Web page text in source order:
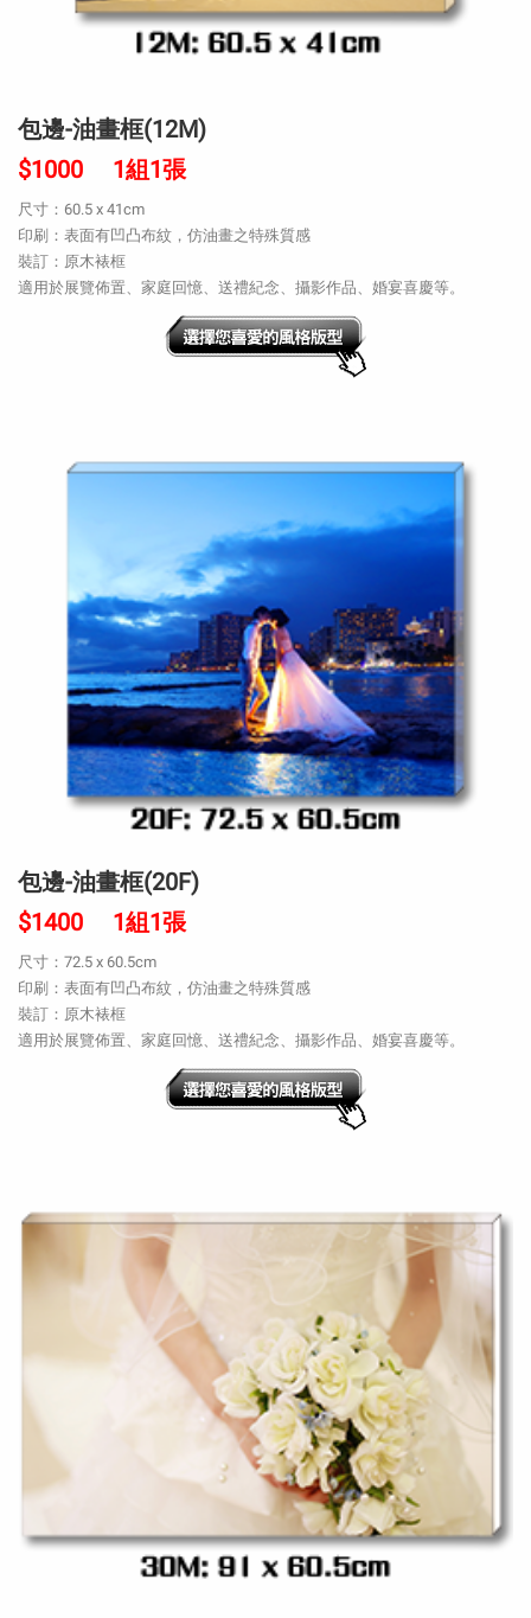
包邊-油畫框(12M)
$1000 1組1張
尺寸：60.5 x 41cm
印刷：表面有凹凸布紋，仿油畫之特殊質感
裝訂：原木裱框
適用於展覽佈置、家庭回憶、送禮紀念、攝影作品、婚宴喜慶等。
包邊-油畫框(20F)
$1400 1組1張
尺寸：72.5 x 60.5cm
印刷：表面有凹凸布紋，仿油畫之特殊質感
裝訂：原木裱框
適用於展覽佈置、家庭回憶、送禮紀念、攝影作品、婚宴喜慶等。